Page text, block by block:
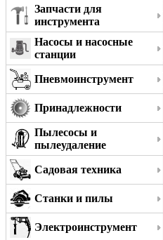
Запчасти для
инструмента
Насосы и насосные
станции
Пневмоинструмент
Принадлежности
Пылесосы и
пылеудаление
Садовая техника
Станки и пилы
Электроинструмент